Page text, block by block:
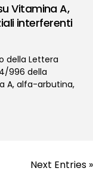
Vitamina A,
interferenti
della Lettera
996 della
A, alfa-arbutina,
Next Entries »